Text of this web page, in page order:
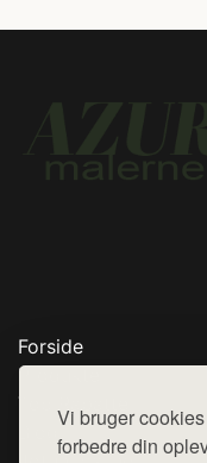
Vi bruger
forbedre din
Forside
Produkter
Top Rabatter